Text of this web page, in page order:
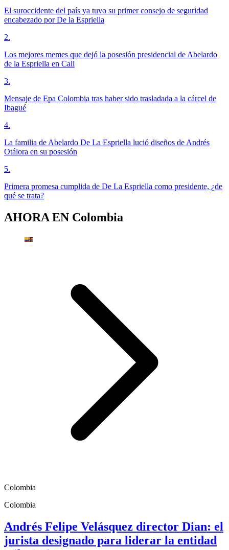
El suroccidente del país ya tuvo su primer consejo de seguridad
encabezado por De la Espriella
2.
Los mejores memes que dejó la posesión presidencial de Abelardo
de la Espriella en Cali
3.
Mensaje de Epa Colombia tras haber sido trasladada a la cárcel de
Ibagué
4.
La familia de Abelardo De La Espriella lució diseños de Andrés
Otálora en su posesión
5.
Primera promesa cumplida de De La Espriella como presidente, ¿de
qué se trata?
AHORA EN Colombia
Colombia
Colombia
Andrés Felipe Velásquez director Dian: el
jurista designado para liderar la entidad